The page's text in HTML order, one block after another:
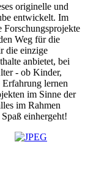
originelle und
entwickelt. Im
Forschungsprojekte
Weg für die
die einzige
anbietet, bei
- ob Kinder,
lernen
im Sinne der
im Rahmen
einhergeht!